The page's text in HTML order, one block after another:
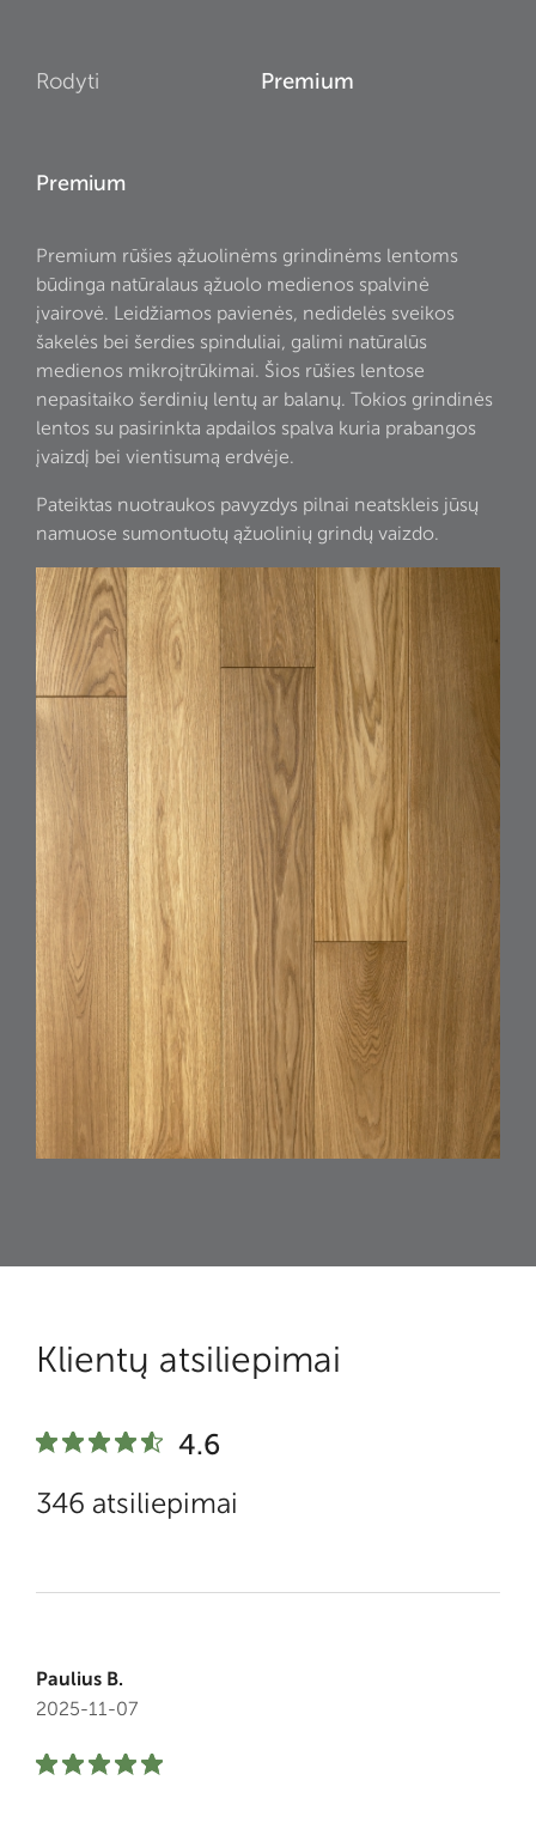
Rodyti Premium
Premium
Premium rūšies ąžuolinėms grindinėms lentoms
būdinga natūralaus ąžuolo medienos spalvinė
įvairovė. Leidžiamos pavienės, nedidelės sveikos
šakelės bei šerdies spinduliai, galimi natūralūs
medienos mikroįtrūkimai. Šios rūšies lentose
nepasitaiko šerdinių lentų ar balanų. Tokios grindinės
lentos su pasirinkta apdailos spalva kuria prabangos
įvaizdį bei vientisumą erdvėje.
Pateiktas nuotraukos pavyzdys pilnai neatskleis jūsų
namuose sumontuotų ąžuolinių grindų vaizdo.
Klientų atsiliepimai
4.6
346 atsiliepimai
Paulius B.
2025-11-07